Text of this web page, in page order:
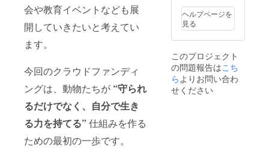
会や教育イベントなども展
開していきたいと考えてい
ます。
今回のクラウドファンディ
ングは、動物たちが “守られ
るだけでなく、自分で生き
る力を持てる” 仕組みを作る
ための最初の一歩です。
れます： • ECサ
イト内「制作者
ページ」へのお
名前掲載 • 支援
者限定
Instagramアカ
ウントへのご招
待 • 寄せ書き風
色紙 • 感謝の
ル番号等 ・ご希
望の表記は備考
欄へご記入くだ
さい。 【お名前
掲載】 ECサイ
ト「制作者ペー
ジ」に支援者名
を掲載します。
・画像掲載可
さい。 【お名前
掲載】 ECサイ
ト「制作者ペー
ジ」に支援者名
を掲載します。
・画像掲載可
（サイズ：
800×200px） ・
ロゴ／バナー掲
載希望の方は備
ヘルプページを
見る
このプロジェクト
の問題報告はこち
ら よりお問い合わ
せください